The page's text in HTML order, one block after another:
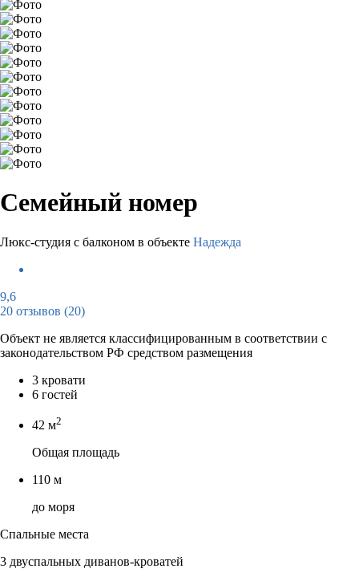
Семейный номер
Люкс-студия с балконом в объекте Надежда
9,6
20 отзывов (20)
Объект не является классифицированным в соответствии с
законодательством РФ средством размещения
3 кровати
6 гостей
42 м2
Общая площадь
110 м
до моря
Спальные места
3 двуспальных диванов-кроватей